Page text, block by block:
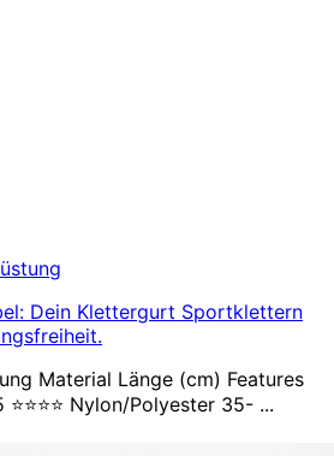
Dein Klettergurt Sportklettern
Material Länge (cm) Features
Nylon/Polyester 35- ...